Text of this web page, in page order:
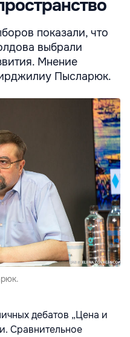
показали, что
выбрали
Мнение
Пысларюк.
дебатов „Цена и
Сравнительное